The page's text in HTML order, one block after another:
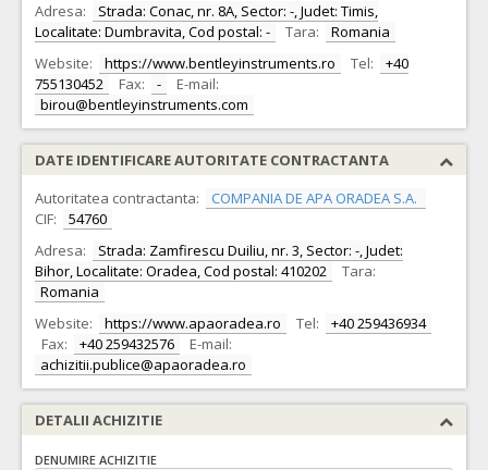
Adresa:
Strada: Conac, nr. 8A, Sector: -, Judet: Timis,
Localitate: Dumbravita, Cod postal: -
Tara:
Romania
Website:
https://www.bentleyinstruments.ro Tel:
+40
755130452
Fax: -
E-mail:
birou@bentleyinstruments.com
DATE IDENTIFICARE AUTORITATE CONTRACTANTA
Autoritatea contractanta:
COMPANIA DE APA ORADEA S.A.
CIF:
54760
Adresa:
Strada: Zamfirescu Duiliu, nr. 3, Sector: -, Judet:
Bihor, Localitate: Oradea, Cod postal: 410202
Tara:
Romania
Website:
https://www.apaoradea.ro Tel:
+40 259436934
Fax:
+40 259432576
E-mail:
achizitii.publice@apaoradea.ro
DETALII ACHIZITIE
DENUMIRE ACHIZITIE